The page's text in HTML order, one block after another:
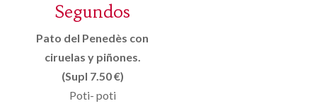
Segundos
Pato del Penedès con
ciruelas y piñones.
(Supl 7.50 €)
Poti- poti